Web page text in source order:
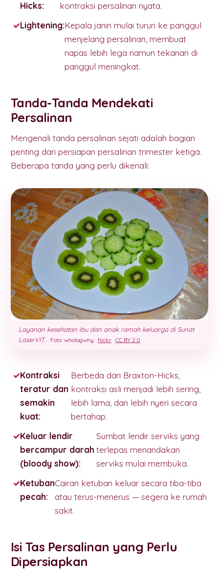
Hicks:
kontraksi persalinan nyata.
Lightening:Kepala janin mulai turun ke panggul
menjelang persalinan, membuat
napas lebih lega namun tekanan di
panggul meningkat.
Tanda-Tanda Mendekati
Persalinan
Mengenali tanda persalinan sejati adalah bagian
penting dari persiapan persalinan trimester ketiga.
Beberapa tanda yang perlu dikenali:
Layanan kesehatan ibu dan anak ramah keluarga di Sunat
LaserVIT. · Foto: whologwhy · flickr · CC BY 2.0
Kontraksi
teratur dan
semakin
kuat:
Berbeda dari Braxton-Hicks,
kontraksi asli menjadi lebih sering,
lebih lama, dan lebih nyeri secara
bertahap.
Keluar lendir
bercampur darah
(bloody show):
Sumbat lendir serviks yang
terlepas menandakan
serviks mulai membuka.
Ketuban
pecah:
Cairan ketuban keluar secara tiba-tiba
atau terus-menerus — segera ke rumah
sakit.
Isi Tas Persalinan yang Perlu
Dipersiapkan